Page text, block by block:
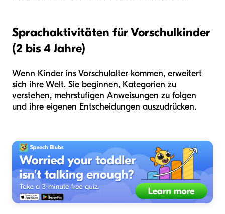
Sprachaktivitäten für Vorschulkinder
(2 bis 4 Jahre)
Wenn Kinder ins Vorschulalter kommen, erweitert
sich ihre Welt. Sie beginnen, Kategorien zu
verstehen, mehrstufigen Anweisungen zu folgen
und ihre eigenen Entscheidungen auszudrücken.